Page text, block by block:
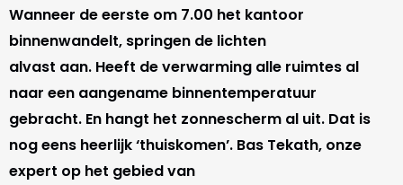
Wanneer de eerste om 7.00 het kantoor
binnenwandelt, springen de lichten
alvast aan. Heeft de verwarming alle ruimtes al
naar een aangename binnentemperatuur
gebracht. En hangt het zonnescherm al uit. Dat is
nog eens heerlijk ‘thuiskomen’. Bas Tekath, onze
expert op het gebied van